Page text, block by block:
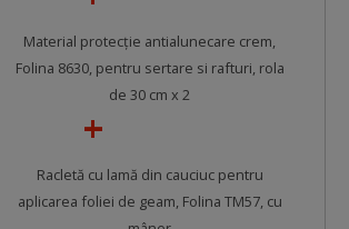
Material protecţie antialunecare crem,
Folina 8630, pentru sertare si rafturi, rola
de 30 cm x 2
Racletă cu lamă din cauciuc pentru
aplicarea foliei de geam, Folina TM57, cu